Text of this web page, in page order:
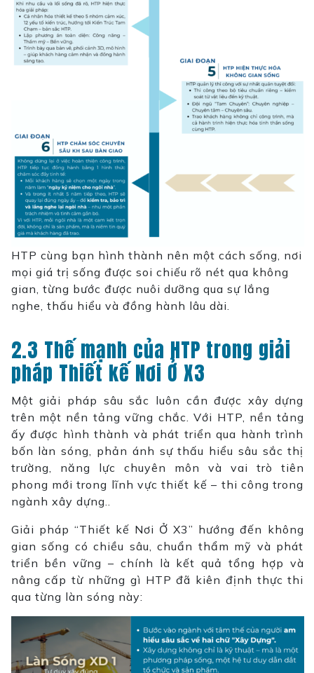
HTP cùng bạn hình thành nên một cách sống, nơi
mọi giá trị sống được soi chiếu rõ nét qua không
gian, từng bước được nuôi dưỡng qua sự lắng
nghe, thấu hiểu và đồng hành lâu dài.
2.3 Thế mạnh của HTP trong giải
pháp Thiết kế Nơi Ở X3
Một giải pháp sâu sắc luôn cần được xây dựng
trên một nền tảng vững chắc. Với HTP, nền tảng
ấy được hình thành và phát triển qua hành trình
bốn làn sóng, phản ánh sự thấu hiểu sâu sắc thị
trường, năng lực chuyên môn và vai trò tiên
phong mới trong lĩnh vực thiết kế – thi công trong
ngành xây dựng..
Giải pháp “Thiết kế Nơi Ở X3” hướng đến không
gian sống có chiều sâu, chuẩn thẩm mỹ và phát
triển bền vững – chính là kết quả tổng hợp và
nâng cấp từ những gì HTP đã kiên định thực thi
qua từng làn sóng này: